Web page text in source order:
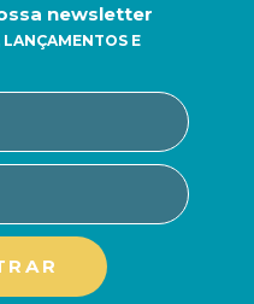
newsletter
LANÇAMENTOS E